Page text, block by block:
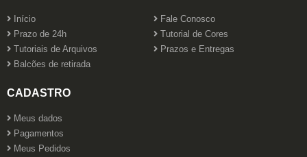
Início
Fale Conosco
Prazo de 24h
Tutorial de Cores
Tutoriais de Arquivos
Prazos e Entregas
Balcões de retirada
CADASTRO
Meus dados
Pagamentos
Meus Pedidos